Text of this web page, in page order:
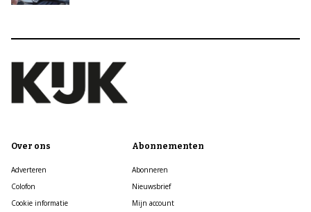
Over ons
Adverteren
Colofon
Cookie informatie
Abonnementen
Abonneren
Nieuwsbrief
Mijn account